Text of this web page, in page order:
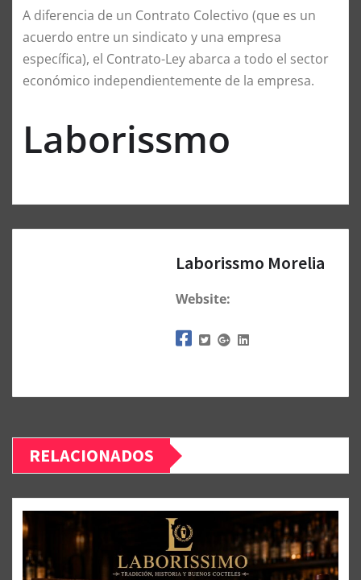
A diferencia de un Contrato Colectivo (que es un
acuerdo entre un sindicato y una empresa
específica), el Contrato-Ley abarca a todo el sector
económico independientemente de la empresa.
Laborissmo
Laborissmo Morelia
Website:
RELACIONADOS